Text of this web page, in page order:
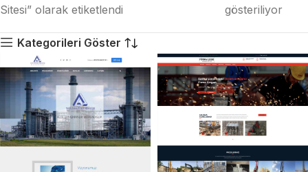
Sitesi” olarak etiketlendi
gösteriliyor
Kategorileri Göster